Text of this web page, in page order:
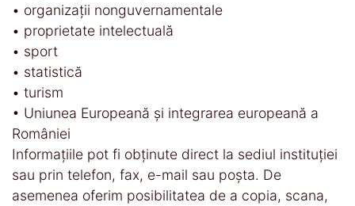
• organizaţii nonguvernamentale
• proprietate intelectuală
• sport
• statistică
• turism
• Uniunea Europeană şi integrarea europeană a
României
Informaţiile pot fi obţinute direct la sediul instituţiei
sau prin telefon, fax, e-mail sau poşta. De
asemenea oferim posibilitatea de a copia, scana,